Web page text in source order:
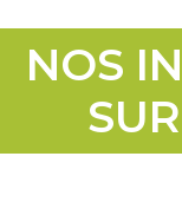
NOS